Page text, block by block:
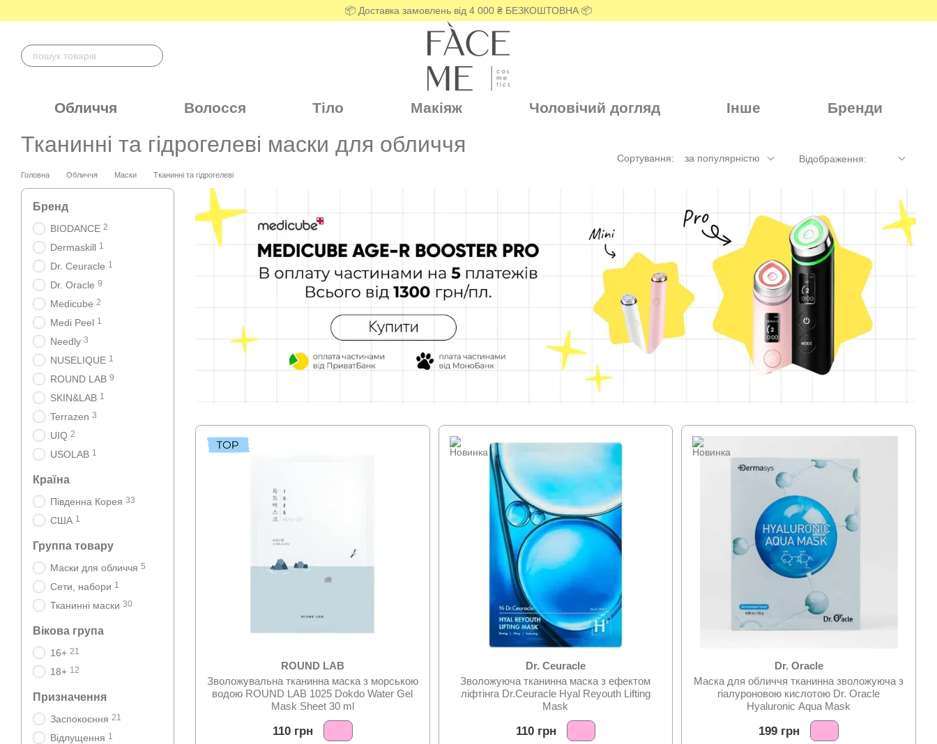
📦 Доставка замовлень від 4 000 ₴ БЕЗКОШТОВНА 📦
Обличчя Волосся Тіло Макіяж Чоловічий догляд Інше Бренди
Тканинні та гідрогелеві маски для обличчя
Головна Обличчя Маски Тканинні та гідрогелеві
Сортування: за популярністю Відображення:
ROUND LAB
Зволожувальна тканинна маска з морською
водою ROUND LAB 1025 Dokdo Water Gel
Mask Sheet 30 ml
110 грн
Dr. Ceuracle
Зволожуюча тканинна маска з ефектом
ліфтінга Dr.Ceuracle Hyal Reyouth Lifting
Mask
110 грн
Dr. Oracle
Маска для обличчя тканинна зволожуюча з
гіалуроновою кислотою Dr. Oracle
Hyaluronic Aqua Mask
199 грн
Бренд
BIODANCE 2
Dermaskill 1
Dr. Ceuracle 1
Dr. Oracle 9
Medicube 2
Medi Peel 1
Needly 3
NUSELIQUE 1
ROUND LAB 9
SKIN&LAB 1
Terrazen 3
UIQ 2
USOLAB 1
Країна
Південна Корея 33
США 1
Группа товару
Маски для обличчя 5
Сети, набори 1
Тканинні маски 30
Вікова група
16+ 21
18+ 12
Призначення
Заспокоєння 21
Відлущення 1